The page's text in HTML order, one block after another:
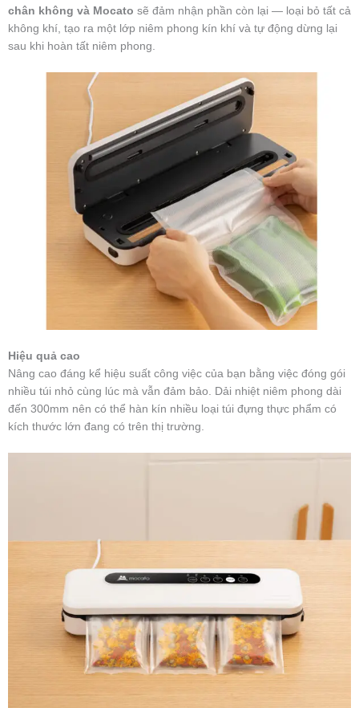
chân không và Mocato sẽ đảm nhận phần còn lại — loại bỏ tất cả
không khí, tạo ra một lớp niêm phong kín khí và tự động dừng lại
sau khi hoàn tất niêm phong.
Hiệu quả cao
Nâng cao đáng kể hiệu suất công việc của bạn bằng việc đóng gói
nhiều túi nhỏ cùng lúc mà vẫn đảm bảo. Dải nhiệt niêm phong dài
đến 300mm nên có thể hàn kín nhiều loại túi đựng thực phẩm có
kích thước lớn đang có trên thị trường.